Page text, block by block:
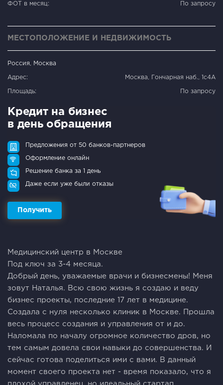
ФОТ в месяц: По запросу
МЕСТОПОЛОЖЕНИЕ И НЕДВИЖИМОСТЬ
Россия, Москва
Адрес: Москва, Гончарная наб., 1с4А
Площадь: По запросу
Кредит на бизнес
в день обращения
Предложения от 50 банков-партнеров
Оформление онлайн
Решение банка за 1 день
Даже если уже были отказы
Получить
Медицинский центр в Москве
Под ключ за 3-4 месяца.
Добрый день, уважаемые врачи и бизнесмены! Меня
зовут Наталья. Всю свою жизнь я создаю и веду
бизнес проекты, последние 17 лет в медицине.
Создала с нуля несколько клиник в Москве. Прошла
весь процесс создания и управления от и до.
Наломала по началу огромное количество дров, но
тем самым довела свои навыки до совершенства. И
сейчас готова поделиться ими с вами. В данный
момент своего проекта нет - время показало, что я
плохой управленец, но идеальный стартап